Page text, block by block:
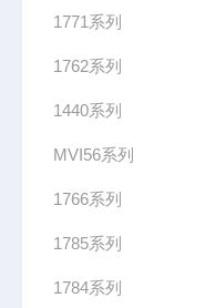
1771系列
1762系列
1440系列
MVI56系列
1766系列
1785系列
1784系列